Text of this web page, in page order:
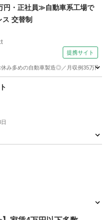
庭用品 洗面器
円・正社員≫自動車系工場で
交替制
提携サイト
休み多めの自動車製造◎／月収例35万
の他